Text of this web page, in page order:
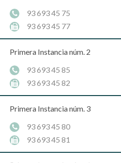
93 693 45 75
93 693 45 77
Primera Instancia núm. 2
93 693 45 85
93 693 45 82
Primera Instancia núm. 3
93 693 45 80
93 693 45 81